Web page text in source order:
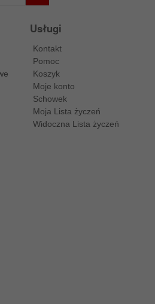
Usługi
Kontakt
Pomoc
Koszyk
Moje konto
Schowek
Moja Lista życzeń
Widoczna Lista życzeń